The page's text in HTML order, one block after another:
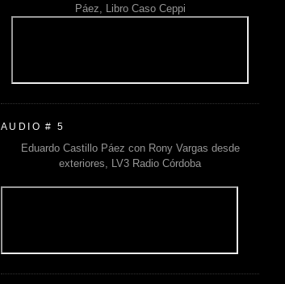
Páez, Libro Caso Ceppi
AUDIO # 5
Eduardo Castillo Páez con Rony Vargas desde
exteriores, LV3 Radio Córdoba